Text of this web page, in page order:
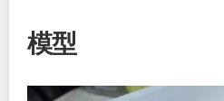
模型